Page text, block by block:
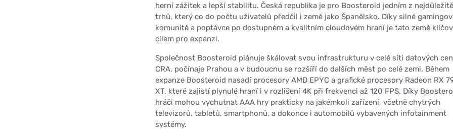
herní zážitek a lepší stabilitu. Česká republika je pro Boosteroid jedním z
trhů, který co do počtu uživatelů předčil i země jako Španělsko. Díky silné
komunitě a poptávce po dostupném a kvalitním cloudovém hraní je tato země
cílem pro expanzi.
Společnost Boosteroid plánuje škálovat svou infrastrukturu v celé síti datových
CRA, počínaje Prahou a v budoucnu se rozšíří do dalších měst po celé zemi. Během
expanze Boosteroid nasadí procesory AMD EPYC a grafické procesory Radeon RX
XT, které zajistí plynulé hraní i v rozlišení 4K při frekvenci až 120 FPS. Díky
hráči mohou vychutnat AAA hry prakticky na jakémkoli zařízení, včetně chytrých
televizorů, tabletů, smartphonů, a dokonce i automobilů vybavených infotainment
systémy.